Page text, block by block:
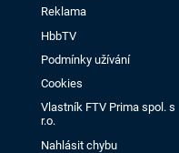
Reklama
HbbTV
Podmínky užívání
Cookies
Vlastník FTV Prima spol. s
r.o.
Nahlásit chybu